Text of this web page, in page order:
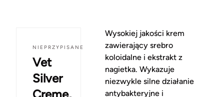
NIEPRZYPISANE
Vet
Silver
Wysokiej jakości krem
zawierający srebro
koloidalne i ekstrakt z
nagietka. Wykazuje
niezwykle silne działanie
antybakteryjne i